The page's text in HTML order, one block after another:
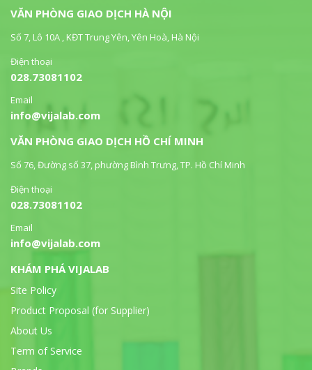
VĂN PHÒNG GIAO DỊCH HÀ NỘI
Số 7, Lô 10A , KĐT Trung Yên, Yên Hoà, Hà Nội
Điện thoại
028.73081102
Email
info@vijalab.com
VĂN PHÒNG GIAO DỊCH HỒ CHÍ MINH
Số 76, Đường số 37, phường Bình Trưng, TP. Hồ Chí Minh
Điện thoại
028.73081102
Email
info@vijalab.com
KHÁM PHÁ VIJALAB
Site Policy
Product Proposal (for Supplier)
About Us
Term of Service